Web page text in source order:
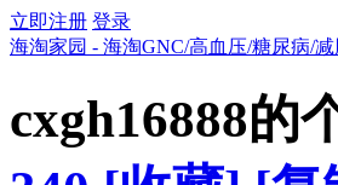
立即注册 登录
海淘家园 - 海淘GNC/高血压/糖尿病/
cxgh16888的